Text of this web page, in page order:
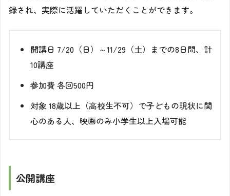
録され、実際に活躍していただくことができます。
開講日 7/20（日）～11/29（土）までの8日間、計
10講座
参加費 各回500円
対象 18歳以上（高校生不可）で子どもの現状に関
心のある人、映画のみ小学生以上入場可能
公開講座